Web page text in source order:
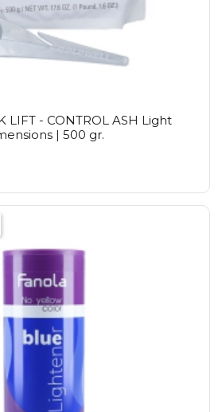
LIFT - CONTROL ASH Light
| 500 gr.